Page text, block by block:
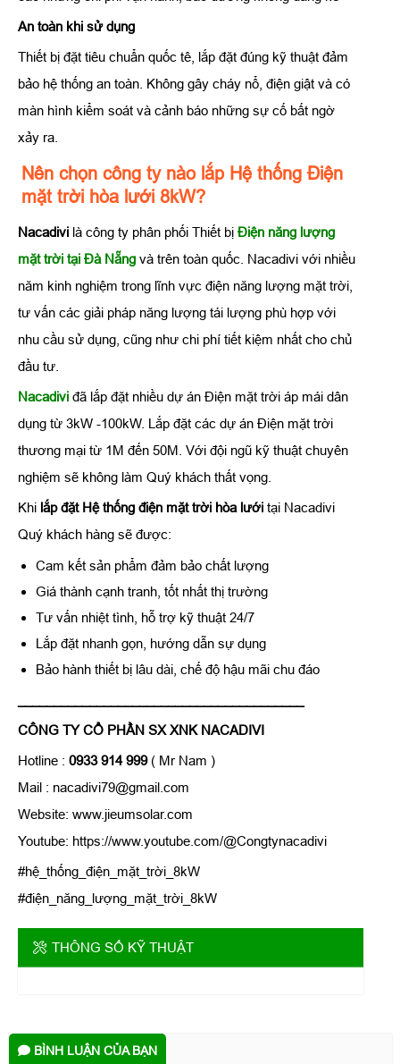
An toàn khi sử dụng
Thiết bị đặt tiêu chuẩn quốc tê, lắp đặt đúng kỹ thuật đảm
bảo hệ thống an toàn. Không gây cháy nổ, điện giật và có
màn hình kiểm soát và cảnh báo những sự cố bất ngờ
xảy ra.
Nên chọn công ty nào lắp Hệ thống Điện
mặt trời hòa lưới 8kW?
Nacadivi là công ty phân phối Thiết bị Điện năng lượng
mặt trời tại Đà Nẵng và trên toàn quốc. Nacadivi với nhiều
năm kinh nghiệm trong lĩnh vực điện năng lượng mặt trời,
tư vấn các giải pháp năng lượng tái lượng phù hợp với
nhu cầu sử dụng, cũng như chi phí tiết kiệm nhất cho chủ
đầu tư.
Nacadivi đã lắp đặt nhiều dự án Điện mặt trời áp mái dân
dụng từ 3kW -100kW. Lắp đặt các dự án Điện mặt trời
thương mại từ 1M đến 50M. Với đội ngũ kỹ thuật chuyên
nghiệm sẽ không làm Quý khách thất vọng.
Khi lắp đặt Hệ thống điện mặt trời hòa lưới tại Nacadivi
Quý khách hàng sẽ được:
Cam kết sản phẩm đảm bảo chất lượng
Giá thành cạnh tranh, tốt nhất thị trường
Tư vấn nhiệt tình, hỗ trợ kỹ thuật 24/7
Lắp đặt nhanh gọn, hướng dẫn sự dụng
Bảo hành thiết bị lâu dài, chế độ hậu mãi chu đáo
CÔNG TY CỔ PHẦN SX XNK NACADIVI
Hotline : 0933 914 999( Mr Nam )
Mail : nacadivi79@gmail.com
Website: www.jieumsolar.com
Youtube: https://www.youtube.com/@Congtynacadivi
#hệ_thống_điện_mặt_trời_8kW
#điện_năng_lượng_mặt_trời_8kW
THÔNG SỐ KỸ THUẬT
BÌNH LUẬN CỦA BẠN